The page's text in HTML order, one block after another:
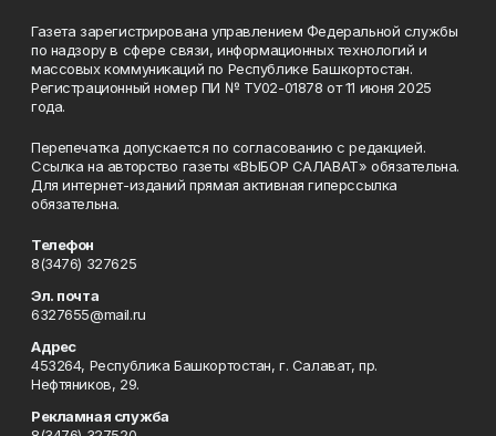
Газета зарегистрирована управлением Федеральной службы
по надзору в сфере связи, информационных технологий и
массовых коммуникаций по Республике Башкортостан.
Регистрационный номер ПИ № ТУ02-01878 от 11 июня 2025
года.
Перепечатка допускается по согласованию с редакцией.
Ссылка на авторство газеты «ВЫБОР САЛАВАТ» обязательна.
Для интернет-изданий прямая активная гиперссылка
обязательна.
Телефон
8(3476) 327625
Эл. почта
6327655@mail.ru
Адрес
453264, Республика Башкортостан, г. Салават, пр.
Нефтяников, 29.
Рекламная служба